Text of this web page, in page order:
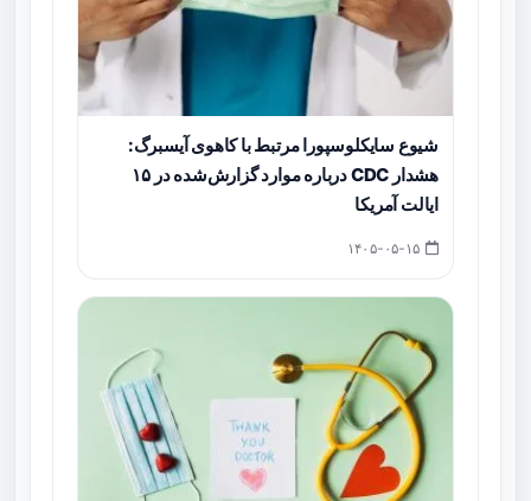
شیوع سایکلوسپورا مرتبط با کاهوی آیسبرگ:
هشدار CDC درباره موارد گزارش‌شده در ۱۵
ایالت آمریکا